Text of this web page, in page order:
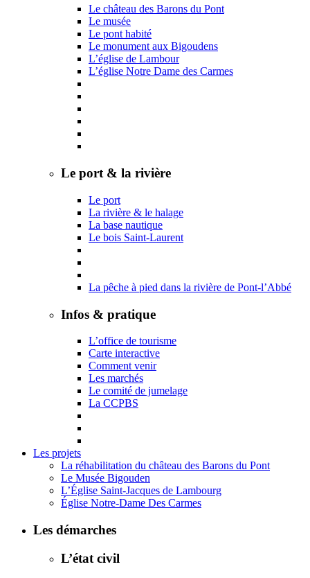
Le château des Barons du Pont
Le musée
Le pont habité
Le monument aux Bigoudens
L’église de Lambour
L’église Notre Dame des Carmes
Le port & la rivière
Le port
La rivière & le halage
La base nautique
Le bois Saint-Laurent
La pêche à pied dans la rivière de Pont-l’Abbé
Infos & pratique
L’office de tourisme
Carte interactive
Comment venir
Les marchés
Le comité de jumelage
La CCPBS
Les projets
La réhabilitation du château des Barons du Pont
Le Musée Bigouden
L’Église Saint-Jacques de Lambourg
Église Notre-Dame Des Carmes
Les démarches
L’état civil